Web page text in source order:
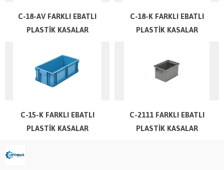
C-18-AV FARKLI EBATLI
PLASTİK KASALAR
C-18-K FARKLI EBATLI
PLASTİK KASALAR
C-15-K FARKLI EBATLI
PLASTİK KASALAR
C-2111 FARKLI EBATLI
PLASTİK KASALAR